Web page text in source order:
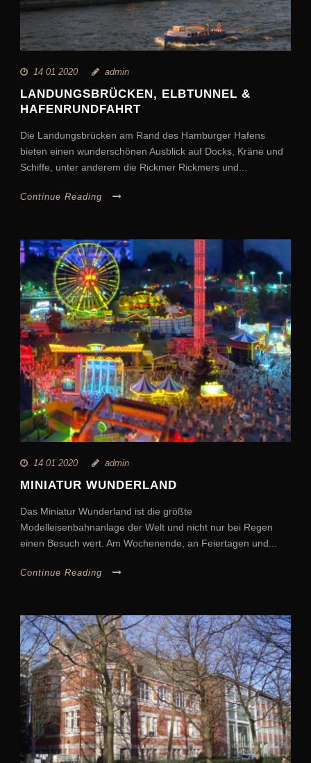
14 01 2020 admin
LANDUNGSBRÜCKEN, ELBTUNNEL &
HAFENRUNDFAHRT
Die Landungsbrücken am Rand des Hamburger Hafens
bieten einen wunderschönen Ausblick auf Docks, Kräne und
Schiffe, unter anderem die Rickmer Rickmers und...
Continue Reading
14 01 2020 admin
MINIATUR WUNDERLAND
Das Miniatur Wunderland ist die größte
Modelleisenbahnanlage der Welt und nicht nur bei Regen
einen Besuch wert. Am Wochenende, an Feiertagen und...
Continue Reading